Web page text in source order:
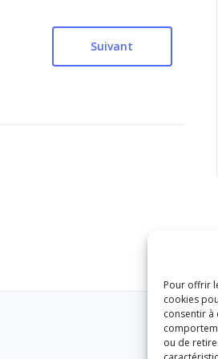
Pour offrir
cookies
consentir à
ou de
Suivant